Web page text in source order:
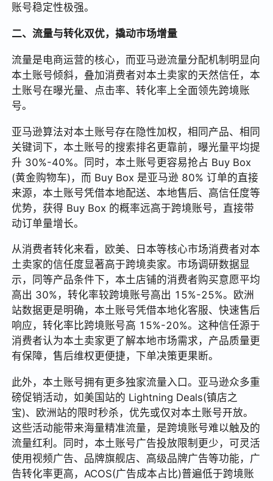
账号稳定性极强。
二、流量与转化双优，撬动市场增量
流量是电商运营的核心，而亚马逊流量分配机制明显向
本土账号倾斜，叠加消费者对本土卖家的天然信任，本
土账号在曝光量、点击率、转化率上全面领先跨境账
号。
亚马逊算法对本土账号存在隐性加权，相同产品、相同
关键词下，本土账号的搜索排名更靠前，曝光量平均提
升 30%-40%。同时，本土账号更容易抢占 Buy Box
(黄金购物车)，而 Buy Box 是亚马逊 80% 订单的直接
来源，本土账号凭借本地配送、本地售后、高信任度等
优势，获得 Buy Box 的概率远高于跨境账号，直接带
动订单量增长。
从消费者转化来看，欧美、日本等核心市场消费者对本
土卖家的信任度显著高于跨境卖家。市场调研数据显
示，同等产品条件下，本土店铺的消费者购买意愿平均
高出 30%，转化率较跨境账号高出 15%-25%。欧洲
站数据更是明确，本土账号凭借本地化客服、快速售后
响应，转化率比跨境账号高 15%-20%。这种信任源于
消费者认为本土卖家更了解本地市场需求，产品质量更
有保障，售后维权更便捷，下单决策更果断。
此外，本土账号拥有更多独家流量入口。亚马逊众多重
磅促销活动，如美国站的 Lightning Deals(镇店之
宝)、欧洲站的限时秒杀，优先或仅对本土账号开放。
这些活动能带来海量精准流量，是跨境账号难以触及的
流量红利。同时，本土账号广告投放限制更少，可灵活
使用视频广告、品牌旗舰店、高级品牌广告等功能，广
告转化率更高，ACOS(广告成本占比)普遍低于跨境账